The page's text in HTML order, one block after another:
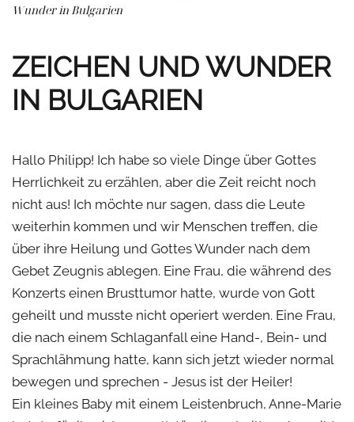
Wunder in Bulgarien
ZEICHEN UND WUNDER
IN BULGARIEN
Hallo Philipp! Ich habe so viele Dinge über Gottes
Herrlichkeit zu erzählen, aber die Zeit reicht noch
nicht aus! Ich möchte nur sagen, dass die Leute
weiterhin kommen und wir Menschen treffen, die
über ihre Heilung und Gottes Wunder nach dem
Gebet Zeugnis ablegen. Eine Frau, die während des
Konzerts einen Brusttumor hatte, wurde von Gott
geheilt und musste nicht operiert werden. Eine Frau,
die nach einem Schlaganfall eine Hand-, Bein- und
Sprachlähmung hatte, kann sich jetzt wieder normal
bewegen und sprechen - Jesus ist der Heiler!
Ein kleines Baby mit einem Leistenbruch, Anne-Marie